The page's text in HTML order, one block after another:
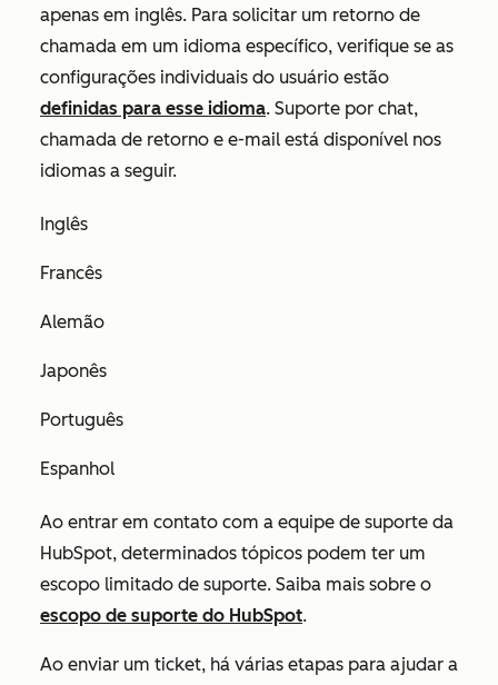
apenas em inglês. Para solicitar um retorno de
chamada em um idioma específico, verifique se as
configurações individuais do usuário estão
definidas para esse idioma. Suporte por chat,
chamada de retorno e e-mail está disponível nos
idiomas a seguir.
Inglês
Francês
Alemão
Japonês
Português
Espanhol
Ao entrar em contato com a equipe de suporte da
HubSpot, determinados tópicos podem ter um
escopo limitado de suporte. Saiba mais sobre o
escopo de suporte do HubSpot.
Ao enviar um ticket, há várias etapas para ajudar a